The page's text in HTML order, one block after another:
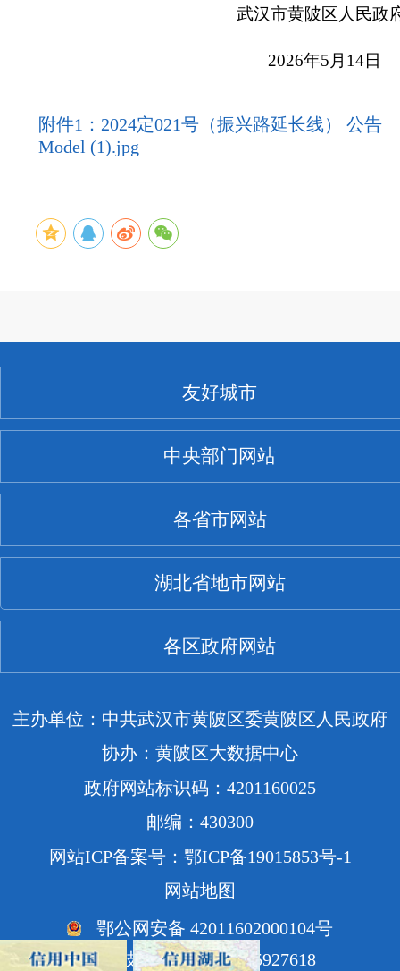
武汉市黄陂区人民政
2026年5 月 14日
附件1：2024定021号（振兴路延长线） 公告
Model (1).jpg
友好城市
中央部门网站
各省市网站
湖北省地市网站
各区政府网站
主办单位：中共武汉市黄陂区委黄陂区人民政府
协办：黄陂区大数据中心
政府网站标识码：4201160025
邮编：430300
网站ICP备案号：鄂ICP备19015853号-1
网站地图
鄂公网安备 42011602000104号
网站技术支持电话：85927618